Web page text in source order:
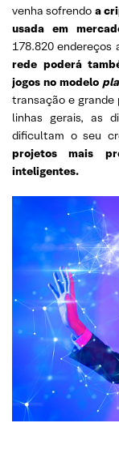
venha sofrendo a
usada em
178.820 endereços
rede poderá
jogos no modelo
transação e grande
linhas gerais, as
dificultam o seu
projetos mais
inteligentes.